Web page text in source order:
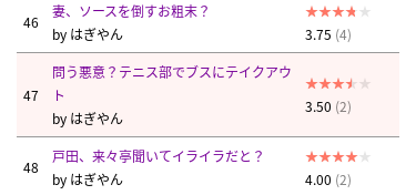
46
妻、ソースを倒すお粗末？
by はぎやん 3.75 (4)
47
問う悪意？テニス部でブスにテイクアウ
ト
by はぎやん
3.50 (2)
48
戸田、来々亭聞いてイライラだと？
by はぎやん 4.00 (2)